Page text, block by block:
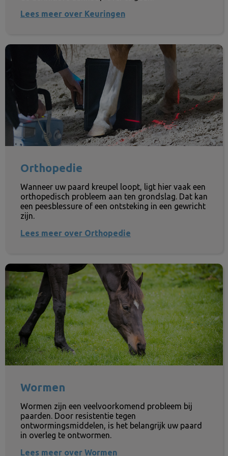
Lees meer over Keuringen
Orthopedie
Orthopedie
Wanneer uw paard kreupel loopt, ligt hier vaak een
orthopedisch probleem aan ten grondslag. Dat kan
een peesblessure of een ontsteking in een gewricht
zijn.
Lees meer over Orthopedie
Wormen
Wormen
Wormen zijn een veelvoorkomend probleem bij
paarden. Door resistentie tegen
ontwormingsmiddelen, is het belangrijk uw paard
in overleg te ontwormen.
Lees meer over Wormen